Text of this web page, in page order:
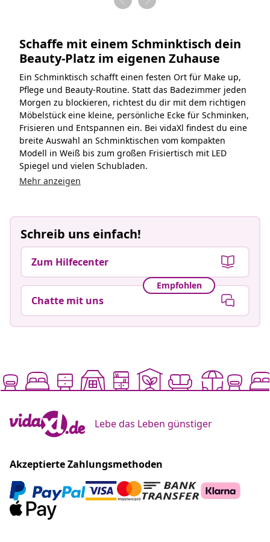
Schaffe mit einem Schminktisch dein
Beauty-Platz im eigenen Zuhause
Ein Schminktisch schafft einen festen Ort für Make up,
Pflege und Beauty-Routine. Statt das Badezimmer jeden
Morgen zu blockieren, richtest du dir mit dem richtigen
Möbelstück eine kleine, persönliche Ecke für Schminken,
Frisieren und Entspannen ein. Bei vidaXl findest du eine
breite Auswahl an Schminktischen vom kompakten
Modell in Weiß bis zum großen Frisiertisch mit LED
Spiegel und vielen Schubladen.
Mehr anzeigen
Schreib uns einfach!
Zum Hilfecenter
Empfohlen
Chatte mit uns
Lebe das Leben günstiger
Akzeptierte Zahlungsmethoden